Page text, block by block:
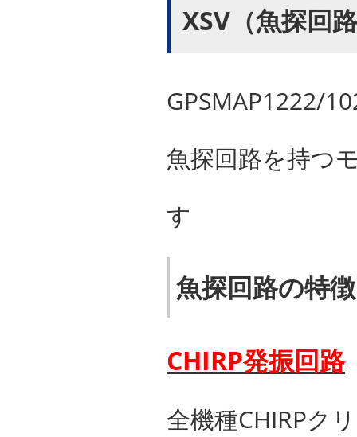
XSV（魚探回
GPSMAP1222/
魚探回路を持つ
す
魚探回路の特徴
CHIRP発振回路
全機種CHIRPク